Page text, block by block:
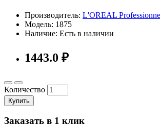
Производитель: L'OREAL
Модель: 1875
Наличие: Есть в наличии
1443.0 ₽
Количество
Купить
Заказать в 1 клик